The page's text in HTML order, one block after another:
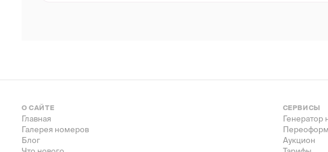
О САЙТЕ
Главная
Галерея номеров
Блог
СЕРВИСЫ
Генератор
Аукцион